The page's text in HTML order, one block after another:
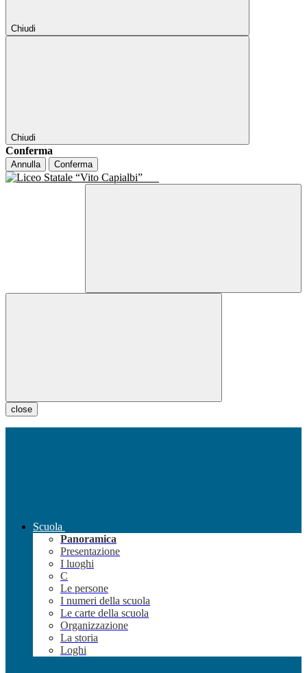
Chiudi
Chiudi
Conferma
Annulla Conferma
close
Scuola
Panoramica
Presentazione
I luoghi
C
Le persone
I numeri della scuola
Le carte della scuola
Organizzazione
La storia
Loghi